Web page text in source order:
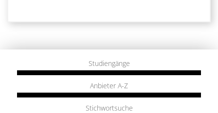
Studiengänge
Anbieter A-Z
Stichwortsuche